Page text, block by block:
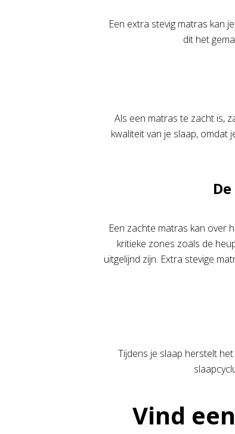
Een extra stevig matras kan
dit het
Als een matras te zacht is,
kwaliteit van je slaap, omdat
Een zachte matras kan over
kritieke zones zoals de
uitgelijnd zijn. Extra stevige
Tijdens je slaap herstelt
Vind